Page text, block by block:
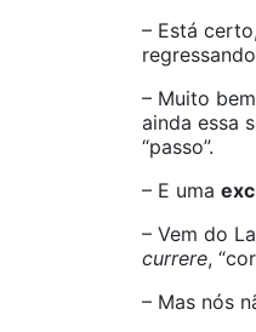
– Está
– Muito
ainda essa
“passo”.
– E uma
– Vem do
currere,
– Mas nós